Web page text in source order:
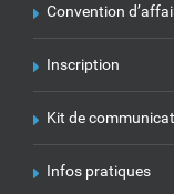
Convention
Inscription
Kit de
Infos pratiques